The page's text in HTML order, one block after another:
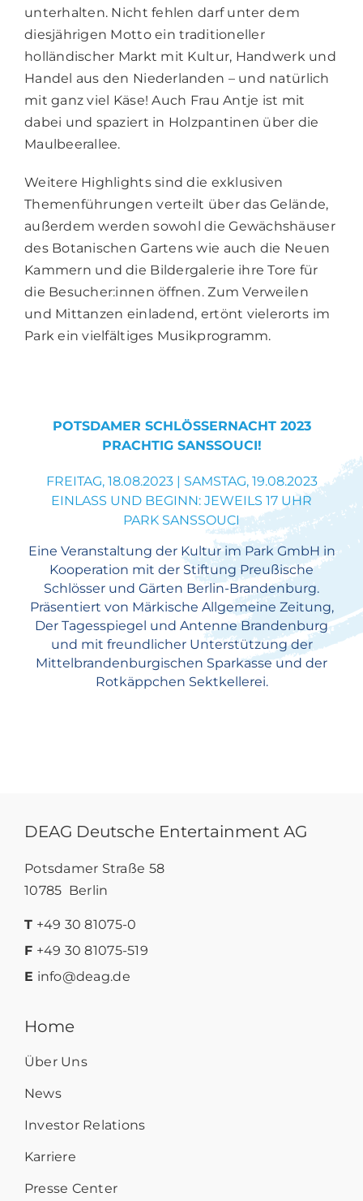
unterhalten. Nicht fehlen darf unter dem
diesjährigen Motto ein traditioneller
holländischer Markt mit Kultur, Handwerk und
Handel aus den Niederlanden – und natürlich
mit ganz viel Käse! Auch Frau Antje ist mit
dabei und spaziert in Holzpantinen über die
Maulbeerallee.
Weitere Highlights sind die exklusiven
Themenführungen verteilt über das Gelände,
außerdem werden sowohl die Gewächshäuser
des Botanischen Gartens wie auch die Neuen
Kammern und die Bildergalerie ihre Tore für
die Besucher:innen öffnen. Zum Verweilen
und Mittanzen einladend, ertönt vielerorts im
Park ein vielfältiges Musikprogramm.
POTSDAMER SCHLÖSSERNACHT 2023
PRACHTIG SANSSOUCI!
FREITAG, 18.08.2023 | SAMSTAG, 19.08.2023
EINLASS UND BEGINN: JEWEILS 17 UHR
PARK SANSSOUCI
Eine Veranstaltung der Kultur im Park GmbH in
Kooperation mit der Stiftung Preußische
Schlösser und Gärten Berlin-Brandenburg.
Präsentiert von Märkische Allgemeine Zeitung,
Der Tagesspiegel und Antenne Brandenburg
und mit freundlicher Unterstützung der
Mittelbrandenburgischen Sparkasse und der
Rotkäppchen Sektkellerei.
DEAG Deutsche Entertainment AG
Potsdamer Straße 58
10785 Berlin
T +49 30 81075-0
F +49 30 81075-519
E info@deag.de
Home
Über Uns
News
Investor Relations
Karriere
Presse Center